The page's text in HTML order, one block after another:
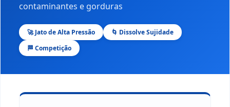
contaminantes e gorduras
🚀 Jato de Alta Pressão
🌀 Dissolve Sujidade
🏁 Competição